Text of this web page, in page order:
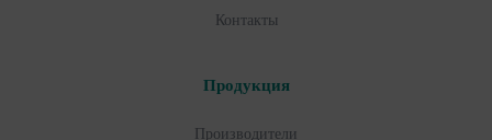
Контакты
Продукция
Производители